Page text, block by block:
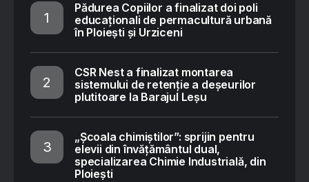
Pădurea Copiilor a finalizat doi poli
educaționali de permacultură urbană
în Ploiești și Urziceni
CSR Nest a finalizat montarea
sistemului de retenție a deșeurilor
plutitoare la Barajul Leșu
„Școala chimiștilor”: sprijin pentru
elevii din învățământul dual,
specializarea Chimie Industrială, din
Ploiești